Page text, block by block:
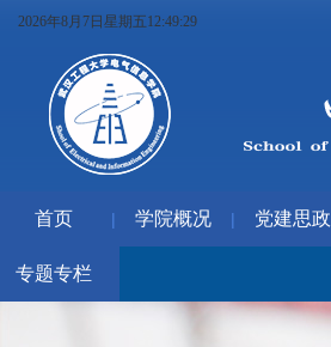
2026年8月7日星期五12:49:30
首页 | 学院概况 | 党建思政
专题专栏